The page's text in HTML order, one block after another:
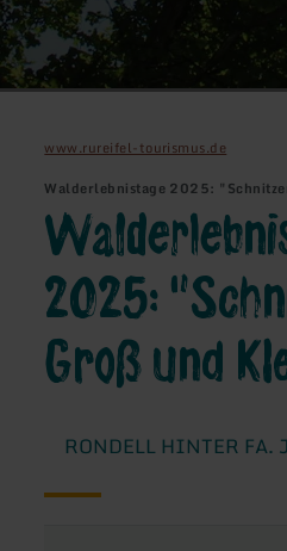
www.rureifel-tourismus.de
Walderlebnistage 2025:
2025:
Groß und
RONDELL HINTER FA.